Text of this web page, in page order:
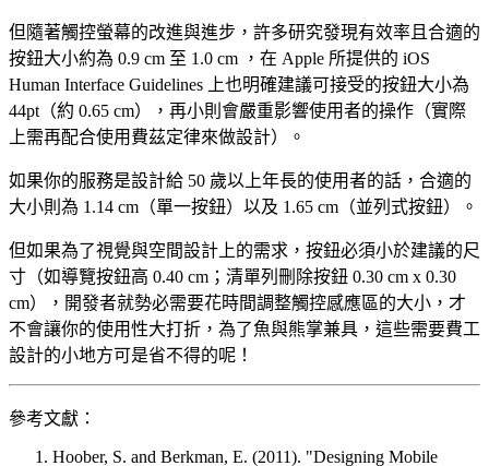
但隨著觸控螢幕的改進與進步，許多研究發現有效率且合適的
按鈕大小約為 0.9 cm 至 1.0 cm ，在 Apple 所提供的 iOS
Human Interface Guidelines 上也明確建議可接受的按鈕大小為
44pt（約 0.65 cm），再小則會嚴重影響使用者的操作（實際
上需再配合使用費茲定律來做設計）。
如果你的服務是設計給 50 歲以上年長的使用者的話，合適的
大小則為 1.14 cm（單一按鈕）以及 1.65 cm（並列式按鈕）。
但如果為了視覺與空間設計上的需求，按鈕必須小於建議的尺
寸（如導覽按鈕高 0.40 cm；清單列刪除按鈕 0.30 cm x 0.30
cm），開發者就勢必需要花時間調整觸控感應區的大小，才
不會讓你的使用性大打折，為了魚與熊掌兼具，這些需要費工
設計的小地方可是省不得的呢！
參考文獻：
Hoober, S. and Berkman, E. (2011). "Designing Mobile